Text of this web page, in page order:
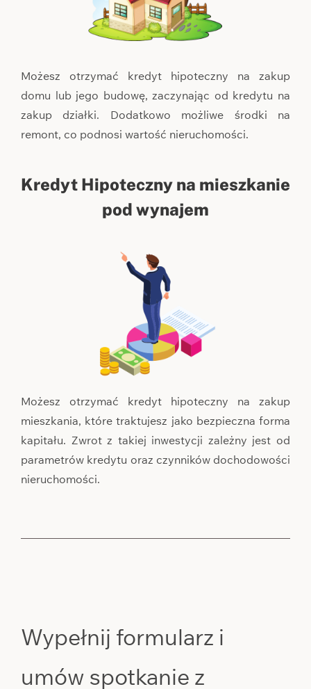
Możesz otrzymać kredyt hipoteczny na zakup
domu lub jego budowę, zaczynając od kredytu na
zakup działki. Dodatkowo możliwe środki na
remont, co podnosi wartość nieruchomości.
Kredyt Hipoteczny na mieszkanie
pod wynajem
Możesz otrzymać kredyt hipoteczny na zakup
mieszkania, które traktujesz jako bezpieczna forma
kapitału. Zwrot z takiej inwestycji zależny jest od
parametrów kredytu oraz czynników dochodowości
nieruchomości.
Wypełnij formularz i
umów spotkanie z